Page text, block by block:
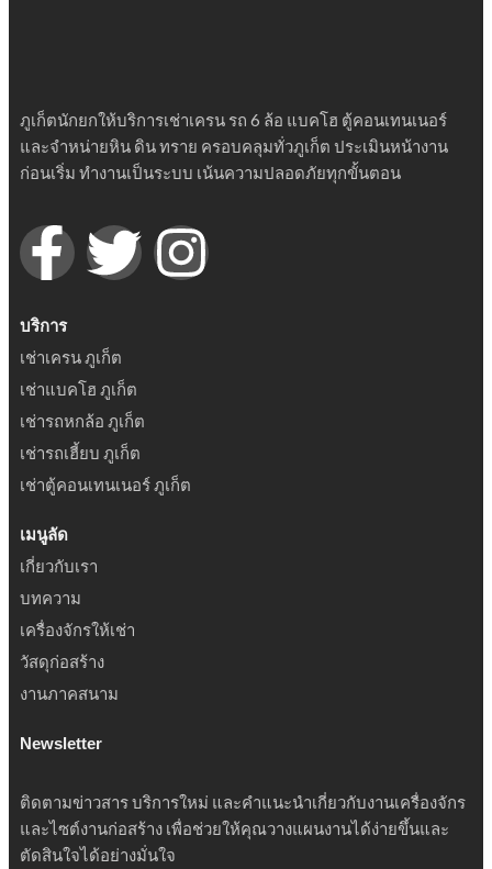
ภูเก็ตนักยกให้บริการเช่าเครน รถ 6 ล้อ แบคโฮ ตู้คอนเทนเนอร์
และจำหน่ายหิน ดิน ทราย ครอบคลุมทั่วภูเก็ต ประเมินหน้างาน
ก่อนเริ่ม ทำงานเป็นระบบ เน้นความปลอดภัยทุกขั้นตอน
บริการ
เช่าเครน ภูเก็ต
เช่าแบคโฮ ภูเก็ต
เช่ารถหกล้อ ภูเก็ต
เช่ารถเฮี้ยบ ภูเก็ต
เช่าตู้คอนเทนเนอร์ ภูเก็ต
เมนูลัด
เกี่ยวกับเรา
บทความ
เครื่องจักรให้เช่า
วัสดุก่อสร้าง
งานภาคสนาม
Newsletter
ติดตามข่าวสาร บริการใหม่ และคำแนะนำเกี่ยวกับงานเครื่องจักร
และไซต์งานก่อสร้าง เพื่อช่วยให้คุณวางแผนงานได้ง่ายขึ้นและ
ตัดสินใจได้อย่างมั่นใจ